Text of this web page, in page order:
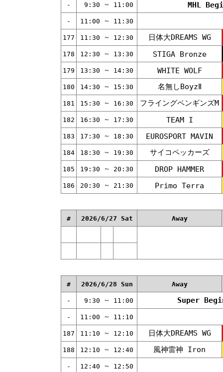
- 9:30 ～ 11:00 MHL
- 11:00 ～ 11:30
177 11:30 ～ 12:30 日体大DREAMS WG
178 12:30 ～ 13:30 STIGA Bronze
179 13:30 ～ 14:30 WHITE WOLF
180 14:30 ～ 15:30 名無しBoyzⅡ
181 15:30 ～ 16:30 フライングペンギンズM
182 16:30 ～ 17:30 TEAM I
183 17:30 ～ 18:30 EUROSPORT MAVIN
184 18:30 ～ 19:30 サイコペッカーズ
185 19:30 ～ 20:30 DROP HAMMER
186 20:30 ～ 21:30 Primo Terra
# 2026/6/27 Sat Away
# 2026/6/28 Sun Away
- 9:30 ～ 11:00 Super
- 11:00 ～ 11:10
187 11:10 ～ 12:10 日体大DREAMS WG
188 12:10 ～ 12:40 風神雷神 Iron
- 12:40 ～ 12:50